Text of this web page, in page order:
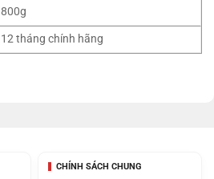
800g
12 tháng chính hãng
CHÍNH SÁCH CHUNG